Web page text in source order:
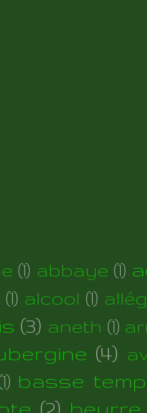
(1) abbaye (1)
(1) alcool (1)
(3) aneth (1)
(4)
basse
(2) beurre